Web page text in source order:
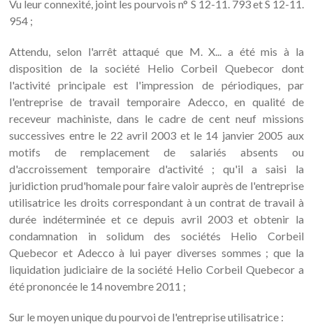
Vu leur connexité, joint les pourvois n° S 12-11. 793 et S 12-11.
954 ;
Attendu, selon l'arrêt attaqué que M. X... a été mis à la
disposition de la société Helio Corbeil Quebecor dont
l'activité principale est l'impression de périodiques, par
l'entreprise de travail temporaire Adecco, en qualité de
receveur machiniste, dans le cadre de cent neuf missions
successives entre le 22 avril 2003 et le 14 janvier 2005 aux
motifs de remplacement de salariés absents ou
d'accroissement temporaire d'activité ; qu'il a saisi la
juridiction prud'homale pour faire valoir auprès de l'entreprise
utilisatrice les droits correspondant à un contrat de travail à
durée indéterminée et ce depuis avril 2003 et obtenir la
condamnation in solidum des sociétés Helio Corbeil
Quebecor et Adecco à lui payer diverses sommes ; que la
liquidation judiciaire de la société Helio Corbeil Quebecor a
été prononcée le 14 novembre 2011 ;
Sur le moyen unique du pourvoi de l'entreprise utilisatrice :